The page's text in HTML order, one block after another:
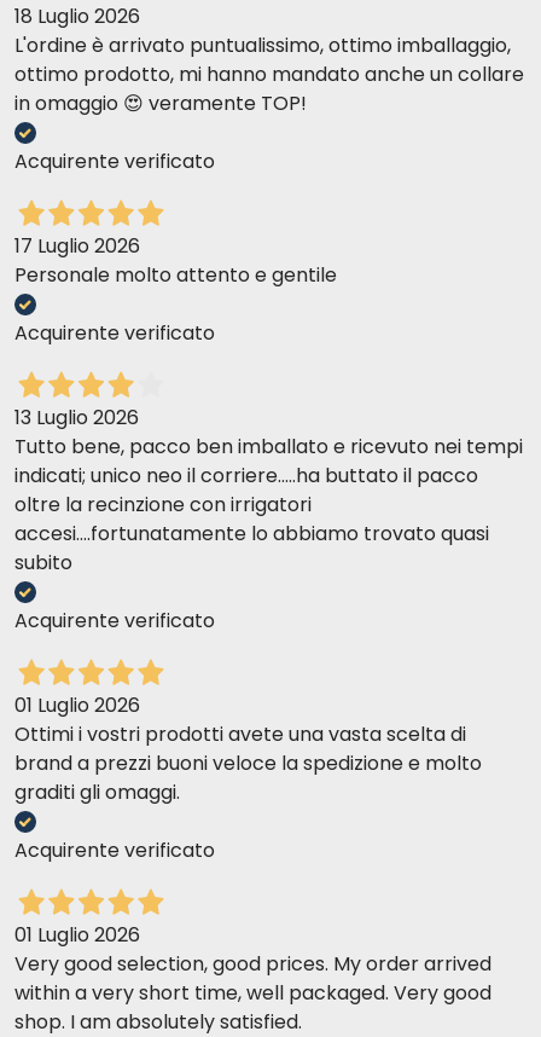
MONOPROTEICO -
CÁRTAMO, HIERBAS DE MONTAÑA
VENADO Y CAZA
CON RAÍZ DE PEREJIL, ACEITE DE
CÁRTAMO Y HIERBAS DEL BOSQUE
18 Luglio 2026
L'ordine è arrivato puntualissimo, ottimo imballaggio,
ottimo prodotto, mi hanno mandato anche un collare
in omaggio 😍 veramente TOP!
Acquirente verificato
17 Luglio 2026
Personale molto attento e gentile
Acquirente verificato
13 Luglio 2026
Tutto bene, pacco ben imballato e ricevuto nei tempi
indicati; unico neo il corriere.....ha buttato il pacco
oltre la recinzione con irrigatori
accesi....fortunatamente lo abbiamo trovato quasi
subito
Acquirente verificato
01 Luglio 2026
Ottimi i vostri prodotti avete una vasta scelta di
brand a prezzi buoni veloce la spedizione e molto
graditi gli omaggi.
Acquirente verificato
01 Luglio 2026
Very good selection, good prices. My order arrived
within a very short time, well packaged. Very good
shop. I am absolutely satisfied.